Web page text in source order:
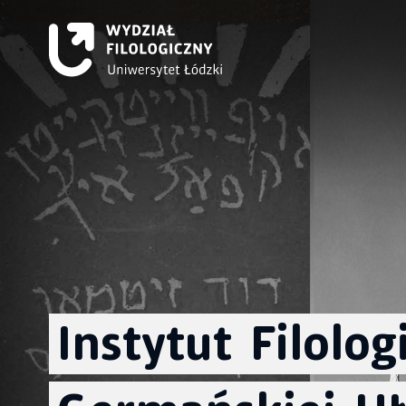
Instytut